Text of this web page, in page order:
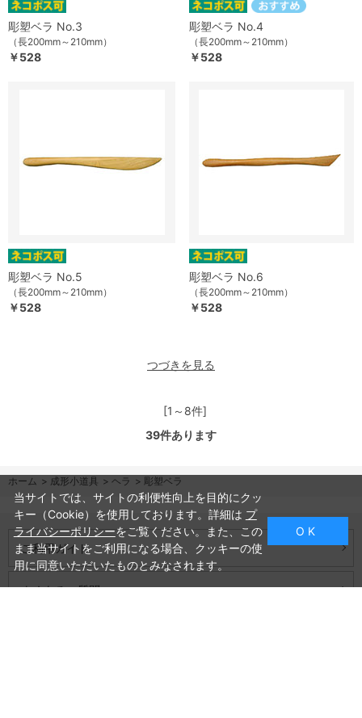
彫塑ベラ No.3
（長200mm～210mm）
￥528
彫塑ベラ No.4
（長200mm～210mm）
￥528
彫塑ベラ No.5
（長200mm～210mm）
￥528
彫塑ベラ No.6
（長200mm～210mm）
￥528
つづきを見る
[1～8件]
39件あります
ホーム > 成形小道具 > ヘラ > 彫塑ベラ
ご利用ガイド
よくあるご質問
当サイトでは、サイトの利便性向上を目的にクッ
キー（Cookie）を使用しております。詳細は プ
ライバシーポリシーをご覧ください。また、この
まま当サイトをご利用になる場合、クッキーの使
用に同意いただいたものとみなされます。
O K